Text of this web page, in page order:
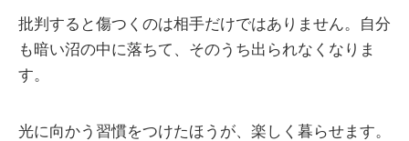
批判すると傷つくのは相手だけではありません。自分
も暗い沼の中に落ちて、そのうち出られなくなりま
す。
光に向かう習慣をつけたほうが、楽しく暮らせます。